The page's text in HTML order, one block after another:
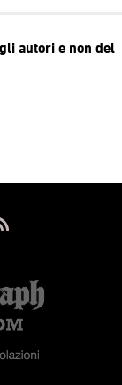
autori e non del